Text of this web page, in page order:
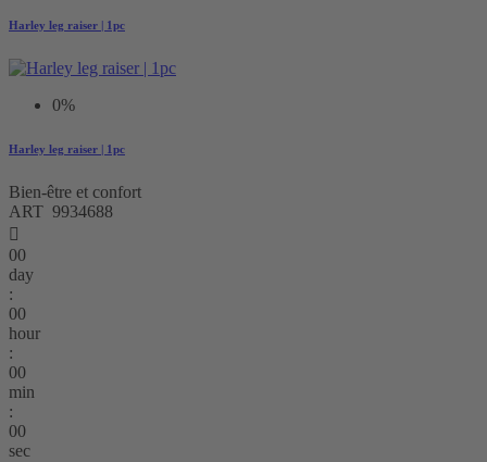
Harley leg raiser | 1pc
0%
Harley leg raiser | 1pc
Bien-être et confort
ART 9934688

00
day
:
00
hour
:
00
min
:
00
sec